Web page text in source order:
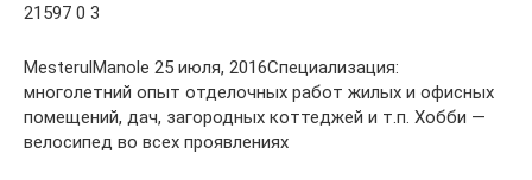
21597 0 3
MesterulManole 25 июля, 2016Специализация:
многолетний опыт отделочных работ жилых и офисных
помещений, дач, загородных коттеджей и т.п. Хобби —
велосипед во всех проявлениях